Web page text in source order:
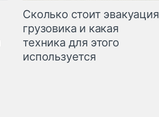
Сколько стоит эвакуация
грузовика и какая
техника для этого
используется